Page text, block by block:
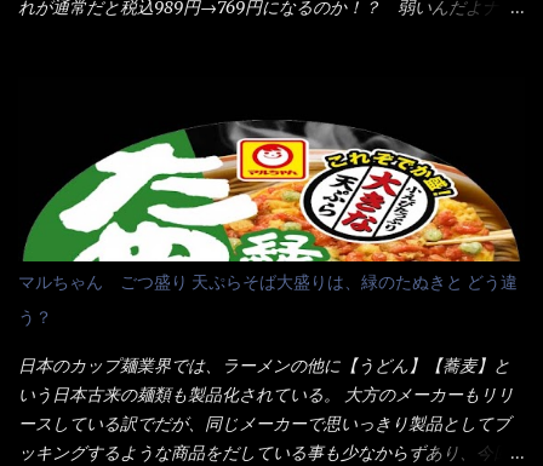
韮の緑と卵の黄色も相まって・・・映える...
れが通常だと税込989円→769円になるのか！？ 弱いんだよナァ
に行っても同じメニュー同じ味のファミレスには行きません。 最
近は、ステーキガストに試しに行ったぐらいです。（肉が喰いた
くて） しかし最近のファミレスは合理化が進み、店員さんもフロ
ア担当は2人程度しか居ないんだよねぇ～ それに注文はタッチパ
ネル！！ 凄いよなぁ～ 20年位前は、フロア担当だけでも5人は
居たと思うけど・・・ 判らず店員さんを呼ぶピンポンを・・・ク
ーポンなんだけどと伝えると、丁寧にタッチパネルで～と教えて
くれたが、何故かタッチパネルがクーポンを受け付けない！！ 店
員さんも、アレー？といいながら私が受け付けますので・・・と
消えていった。 タッチパネルのやつ、安いのは嫌うんだな！？こ
のヤロー！ 待つ事暫し・・・10分は越えたと思うけど・・・出て
来ました。 こちらが本日のサラメシ【ホーリーバジル香る、タイ
マルちゃん ごつ盛り 天ぷらそば大盛りは、緑のたぬきと どう違
う？
日本のカップ麺業界では、ラーメンの他に【うどん】【蕎麦】と
いう日本古来の麺類も製品化されている。 大方のメーカーもリリ
ースしている訳でだが、同じメーカーで思いっきり製品としてブ
ッキングするような商品をだしている事も少なからずあり、今回